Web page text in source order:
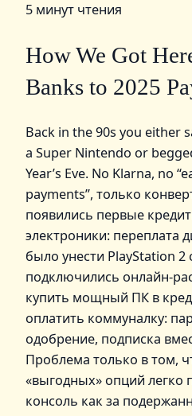
5 минут чтения
How We Got
Banks to 2025
Вack in the 90s you either
a Super Nintendo or
Year’s Eve. No Klarna, no
payments”, только
появились первые
электроники: переплата
было унести PlayStation 2
подключились
купить мощный ПК в
оплатить коммуналку:
одобрение, подписка
Проблема только в том,
«выгодных» опций легко
консоль как за